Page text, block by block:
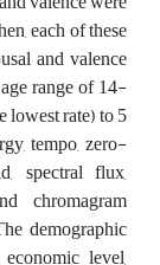
each of these
and valence
range of 14-
lowest rate) to 5
tempo, zero-
spectral flux,
chromagram
demographic
level,